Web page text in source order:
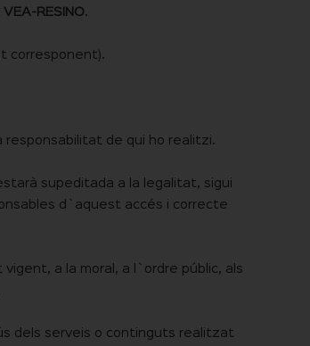
VEA-RESINO.
corresponent).
responsabilitat de qui ho realitzi.
supeditada a la legalitat, sigui
d`aquest accés i correcte
a la moral, a l`ordre públic, als
dels serveis o continguts realitzat